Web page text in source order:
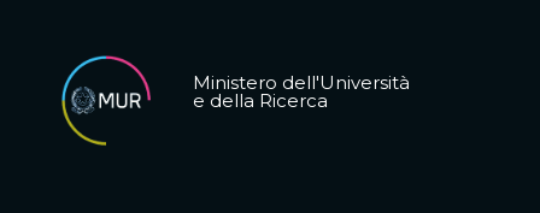
Ministero dell'Università
e della Ricerca